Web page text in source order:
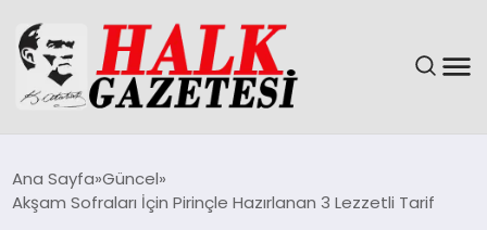
DÜNYA
Ana Sayfa Güncel
Akşam Sofraları İçin Pirinçle Hazırlanan 3 Lezzetli Tarif